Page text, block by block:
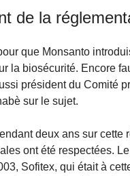
de la
que Monsanto
la biosécurité. Encore
président du Comité
sur le sujet.
deux ans sur
ont été respectées.
Sofitex, qui était à